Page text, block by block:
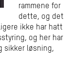
rammene for
dette, og det
ikke har hatt
og her har
sikker løsning,